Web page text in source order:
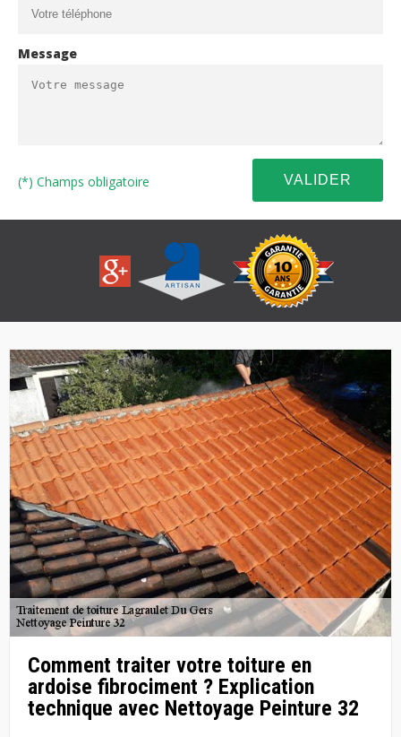
Message
(*) Champs obligatoire
Comment traiter votre toiture en
ardoise fibrociment ? Explication
technique avec Nettoyage Peinture 32